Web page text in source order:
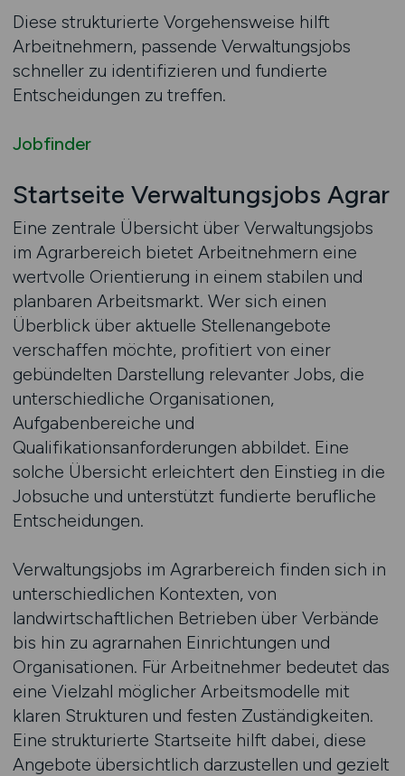
Diese strukturierte Vorgehensweise hilft
Arbeitnehmern, passende Verwaltungsjobs
schneller zu identifizieren und fundierte
Entscheidungen zu treffen.
Jobfinder
Startseite Verwaltungsjobs Agrar
Eine zentrale Übersicht über Verwaltungsjobs
im Agrarbereich bietet Arbeitnehmern eine
wertvolle Orientierung in einem stabilen und
planbaren Arbeitsmarkt. Wer sich einen
Überblick über aktuelle Stellenangebote
verschaffen möchte, profitiert von einer
gebündelten Darstellung relevanter Jobs, die
unterschiedliche Organisationen,
Aufgabenbereiche und
Qualifikationsanforderungen abbildet. Eine
solche Übersicht erleichtert den Einstieg in die
Jobsuche und unterstützt fundierte berufliche
Entscheidungen.
Verwaltungsjobs im Agrarbereich finden sich in
unterschiedlichen Kontexten, von
landwirtschaftlichen Betrieben über Verbände
bis hin zu agrarnahen Einrichtungen und
Organisationen. Für Arbeitnehmer bedeutet das
eine Vielzahl möglicher Arbeitsmodelle mit
klaren Strukturen und festen Zuständigkeiten.
Eine strukturierte Startseite hilft dabei, diese
Angebote übersichtlich darzustellen und gezielt